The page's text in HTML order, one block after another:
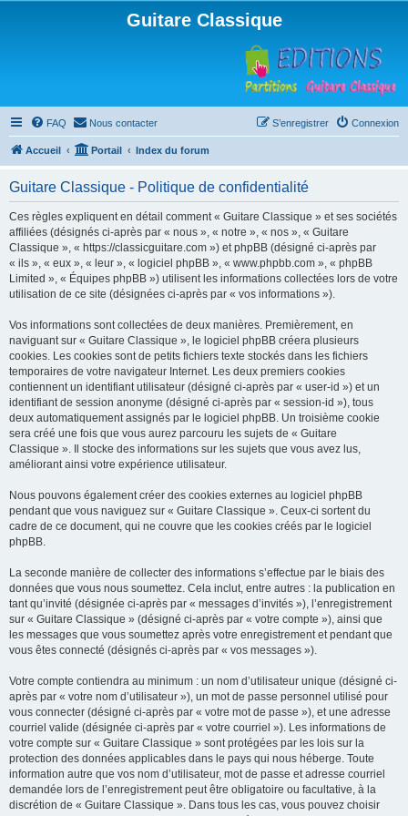
Guitare Classique
FAQ Nous contacter Connexion
S’enregistrer
Accueil Portail Index du forum
Guitare Classique - Politique de confidentialité
Ces règles expliquent en détail comment « Guitare Classique » et ses sociétés
affiliées (désignés ci-après par « nous », « notre », « nos », « Guitare
Classique », « https://classicguitare.com ») et phpBB (désigné ci-après par
« ils », « eux », « leur », « logiciel phpBB », « www.phpbb.com », « phpBB
Limited », « Équipes phpBB ») utilisent les informations collectées lors de votre
utilisation de ce site (désignées ci-après par « vos informations »).
Vos informations sont collectées de deux manières. Premièrement, en
naviguant sur « Guitare Classique », le logiciel phpBB créera plusieurs
cookies. Les cookies sont de petits fichiers texte stockés dans les fichiers
temporaires de votre navigateur Internet. Les deux premiers cookies
contiennent un identifiant utilisateur (désigné ci-après par « user-id ») et un
identifiant de session anonyme (désigné ci-après par « session-id »), tous
deux automatiquement assignés par le logiciel phpBB. Un troisième cookie
sera créé une fois que vous aurez parcouru les sujets de « Guitare
Classique ». Il stocke des informations sur les sujets que vous avez lus,
améliorant ainsi votre expérience utilisateur.
Nous pouvons également créer des cookies externes au logiciel phpBB
pendant que vous naviguez sur « Guitare Classique ». Ceux-ci sortent du
cadre de ce document, qui ne couvre que les cookies créés par le logiciel
phpBB.
La seconde manière de collecter des informations s’effectue par le biais des
données que vous nous soumettez. Cela inclut, entre autres : la publication en
tant qu’invité (désignée ci-après par « messages d’invités »), l’enregistrement
sur « Guitare Classique » (désigné ci-après par « votre compte »), ainsi que
les messages que vous soumettez après votre enregistrement et pendant que
vous êtes connecté (désignés ci-après par « vos messages »).
Votre compte contiendra au minimum : un nom d’utilisateur unique (désigné ci-
après par « votre nom d’utilisateur »), un mot de passe personnel utilisé pour
vous connecter (désigné ci-après par « votre mot de passe »), et une adresse
courriel valide (désignée ci-après par « votre courriel »). Les informations de
votre compte sur « Guitare Classique » sont protégées par les lois sur la
protection des données applicables dans le pays qui nous héberge. Toute
information autre que vos nom d’utilisateur, mot de passe et adresse courriel
demandée lors de l’enregistrement peut être obligatoire ou facultative, à la
discrétion de « Guitare Classique ». Dans tous les cas, vous pouvez choisir